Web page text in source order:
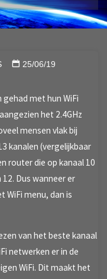
25/06/19
met hun WiFi
het 2.4GHz
mensen vlak bij
kanalen (vergelijkbaar
router die op kanaal 10
Dus wanneer er
WiFi menu, dan is
van het beste kanaal
netwerken er in de
WiFi. Dit maakt het